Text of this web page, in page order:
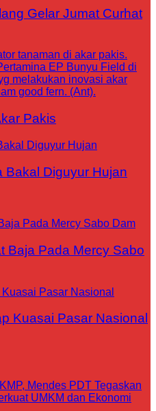
Gelar Jumat Curhat
Pakis
Bakal Diguyur Hujan
Baja Pada Mercy Sabo
Kuasai Pasar Nasional